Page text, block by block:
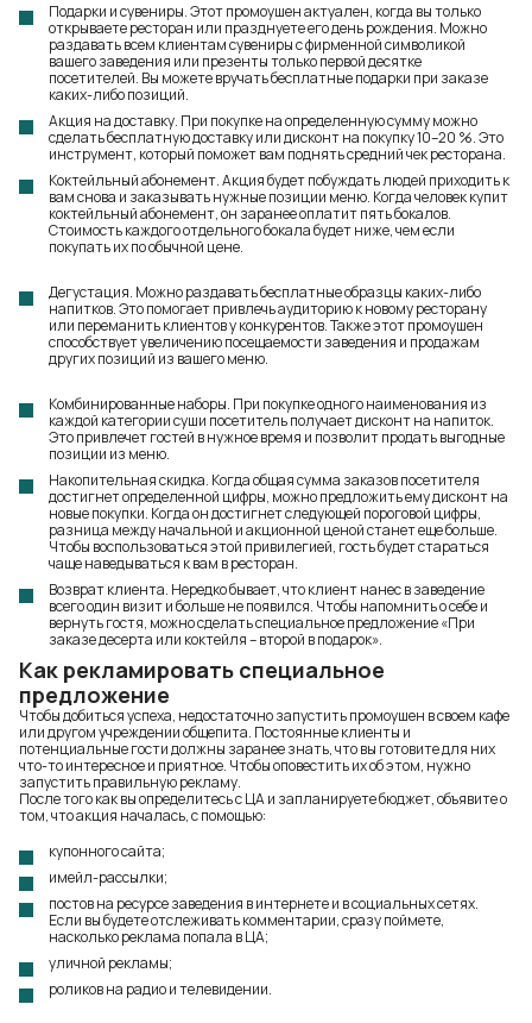
Подарки и сувениры. Этот промоушен актуален, когда вы только
открываете ресторан или празднуете его день рождения. Можно
раздавать всем клиентам сувениры с фирменной символикой
вашего заведения или презенты только первой десятке
посетителей. Вы можете вручать бесплатные подарки при заказе
каких-либо позиций.
Акция на доставку. При покупке на определенную сумму можно
сделать бесплатную доставку или дисконт на покупку 10–20 %. Это
инструмент, который поможет вам поднять средний чек ресторана.
Коктейльный абонемент. Акция будет побуждать людей приходить к
вам снова и заказывать нужные позиции меню. Когда человек купит
коктейльный абонемент, он заранее оплатит пять бокалов.
Стоимость каждого отдельного бокала будет ниже, чем если
покупать их по обычной цене.
Дегустация. Можно раздавать бесплатные образцы каких-либо
напитков. Это помогает привлечь аудиторию к новому ресторану
или переманить клиентов у конкурентов. Также этот промоушен
способствует увеличению посещаемости заведения и продажам
других позиций из вашего меню.
Комбинированные наборы. При покупке одного наименования из
каждой категории суши посетитель получает дисконт на напиток.
Это привлечет гостей в нужное время и позволит продать выгодные
позиции из меню.
Накопительная скидка. Когда общая сумма заказов посетителя
достигнет определенной цифры, можно предложить ему дисконт на
новые покупки. Когда он достигнет следующей пороговой цифры,
разница между начальной и акционной ценой станет еще больше.
Чтобы воспользоваться этой привилегией, гость будет стараться
чаще наведываться к вам в ресторан.
Возврат клиента. Нередко бывает, что клиент нанес в заведение
всего один визит и больше не появился. Чтобы напомнить о себе и
вернуть гостя, можно сделать специальное предложение «При
заказе десерта или коктейля – второй в подарок».
Как рекламировать специальное
предложение
Чтобы добиться успеха, недостаточно запустить промоушен в своем кафе
или другом учреждении общепита. Постоянные клиенты и
потенциальные гости должны заранее знать, что вы готовите для них
что-то интересное и приятное. Чтобы оповестить их об этом, нужно
запустить правильную рекламу.
После того как вы определитесь с ЦА и запланируете бюджет, объявите о
том, что акция началась, с помощью:
купонного сайта;
имейл-рассылки;
постов на ресурсе заведения в интернете и в социальных сетях.
Если вы будете отслеживать комментарии, сразу поймете,
насколько реклама попала в ЦА;
уличной рекламы;
роликов на радио и телевидении.